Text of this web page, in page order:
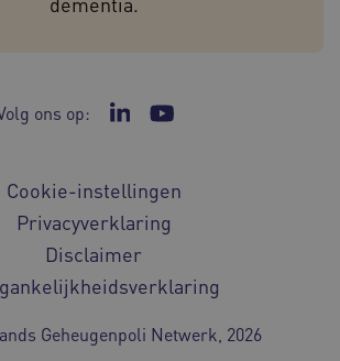
ons op: Ga naar de LinkedIn
Ga naar het
Cookie-instellingen
Privacyverklaring
Disclaimer
Geheugenpoli Netwerk, 2026
www.geheugenpoliklinieken.nl
YNID .youtube.com
Cloudflare Inc.
.vimeo.com